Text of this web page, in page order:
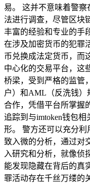
易。 这并不意味着警察
法进行调查，尽管区块
丰富的经验和专业的手
在涉及加密货币的犯罪
币兑换成法定货币，而
中心化的交易平台，这
桥梁，受到严格的监管
户）和AML（反洗钱）
合作，凭借平台所掌握
追踪到与imtoken钱包
形。 警方还可以充分利
致入微的分析，通过对
入研究和分析，就像侦
能发现隐藏在背后的真
罪活动存在千丝万缕的